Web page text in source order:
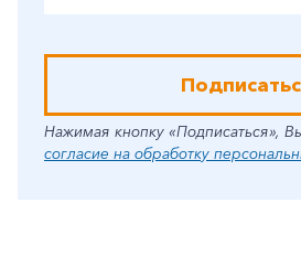
Нажимая кнопку «Подписаться»,
согласие на обработку